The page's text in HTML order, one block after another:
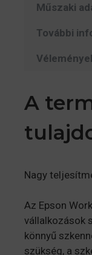
Műszaki
További
A
Nagy
Az Epson
vállalkozások
könnyű
szükség, a